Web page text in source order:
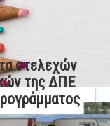
στελεχών
της ΔΠΕ